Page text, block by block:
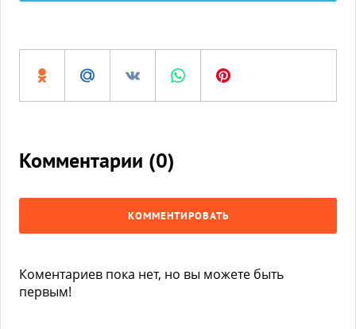
Комментарии (0)
КОММЕНТИРОВАТЬ
Коментариев пока нет, но вы можете быть
первым!